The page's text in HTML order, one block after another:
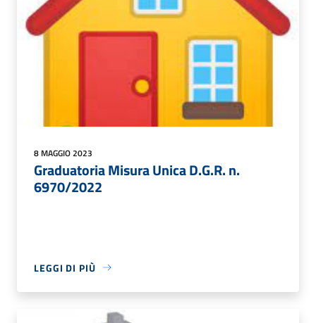
8 MAGGIO 2023
Graduatoria Misura Unica D.G.R. n.
6970/2022
LEGGI DI PIÙ